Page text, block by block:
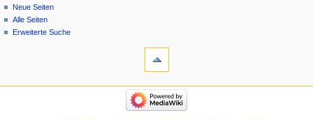
Neue Seiten
Alle Seiten
Erweiterte Suche